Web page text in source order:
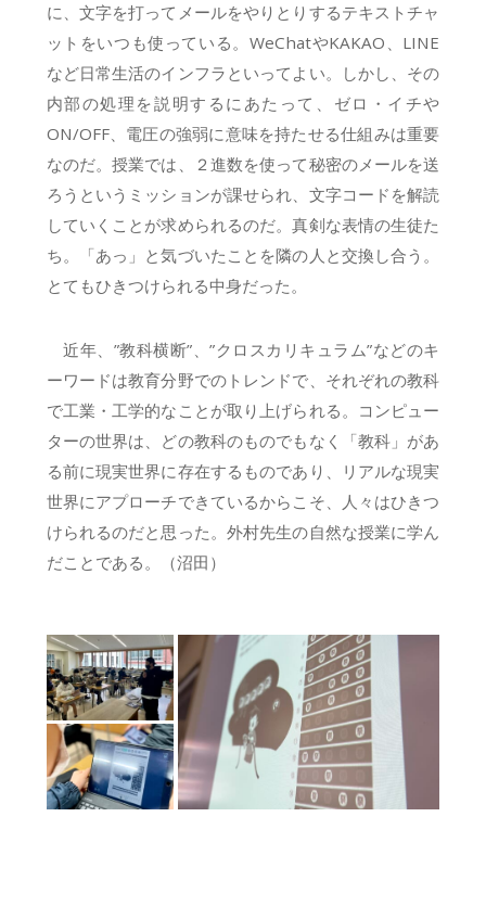
に、文字を打ってメールをやりとりするテキストチャ
ットをいつも使っている。WeChatやKAKAO、LINE
など日常生活のインフラといってよい。しかし、その
内部の処理を説明するにあたって、ゼロ・イチや
ON/OFF、電圧の強弱に意味を持たせる仕組みは重要
なのだ。授業では、２進数を使って秘密のメールを送
ろうというミッションが課せられ、文字コードを解読
していくことが求められるのだ。真剣な表情の生徒た
ち。「あっ」と気づいたことを隣の人と交換し合う。
とてもひきつけられる中身だった。
近年、”教科横断”、”クロスカリキュラム”などのキ
ーワードは教育分野でのトレンドで、それぞれの教科
で工業・工学的なことが取り上げられる。コンピュー
ターの世界は、どの教科のものでもなく「教科」があ
る前に現実世界に存在するものであり、リアルな現実
世界にアプローチできているからこそ、人々はひきつ
けられるのだと思った。外村先生の自然な授業に学ん
だことである。（沼田）